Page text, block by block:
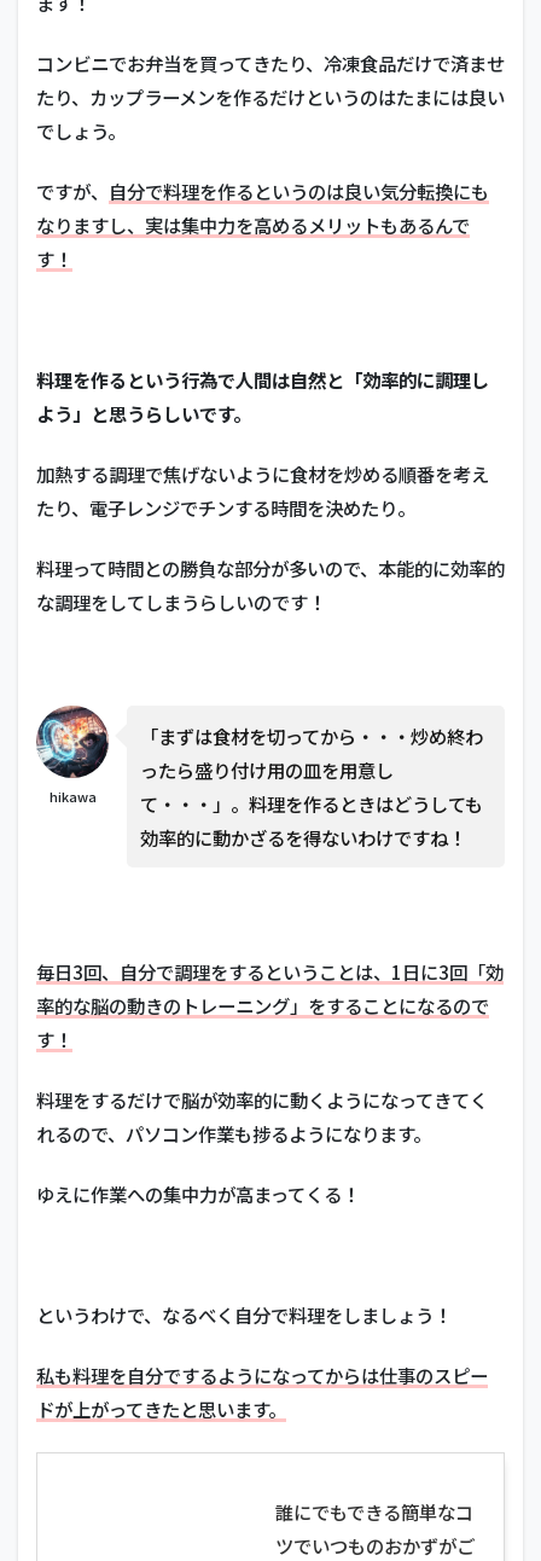
コンビニでお弁当を買ってきたり、冷凍食品だけで済ませ
たり、カップラーメンを作るだけというのはたまには良い
でしょう。
ですが、 自分で料理を作るというのは良い気分転換にも
なりますし、実は集中力を高めるメリットもあるんで
す！
料理を作るという行為で人間は自然と「効率的に調理し
よう」と思うらしいです。
加熱する調理で焦げないように食材を炒める順番を考え
たり、電子レンジでチンする時間を決めたり。
料理って時間との勝負な部分が多いので、本能的に効率的
な調理をしてしまうらしいのです！
hikawa
「まずは食材を切ってから・・・炒め終わ
ったら盛り付け用の皿を用意し
て・・・」。料理を作るときはどうしても
効率的に動かざるを得ないわけですね！
毎日3回、自分で調理をするということは、1日に3回「効
率的な脳の動きのトレーニング」をすることになるので
す！
料理をするだけで脳が効率的に動くようになってきてく
れるので、パソコン作業も捗るようになります。
ゆえに作業への集中力が高まってくる！
というわけで、なるべく自分で料理をしましょう！
私も料理を自分でするようになってからは仕事のスピー
ドが上がってきたと思います。
誰にでもできる簡単なコ
ツでいつものおかずがご